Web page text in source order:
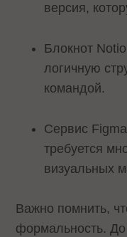
версия,
Блокнот
логичную
командой.
Сервис
требуется
визуальных
Важно помнить,
формальность. До